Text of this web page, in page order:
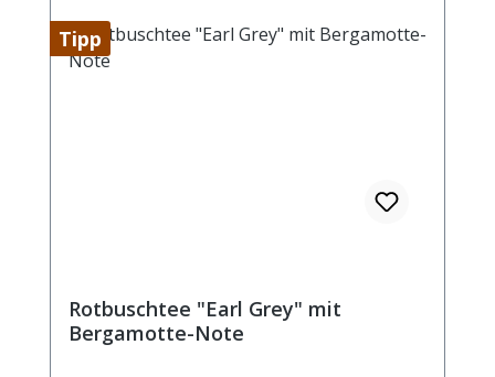
Tipp
Rotbuschtee "Earl Grey" mit
Bergamotte-Note